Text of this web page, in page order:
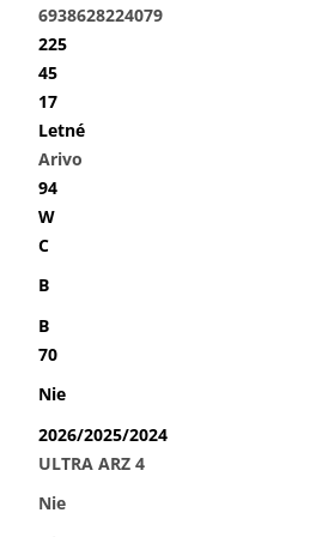
6938628224079
225
45
17
Letné
Arivo
94
W
C
B
B
70
Nie
2026/2025/2024
ULTRA ARZ 4
Nie